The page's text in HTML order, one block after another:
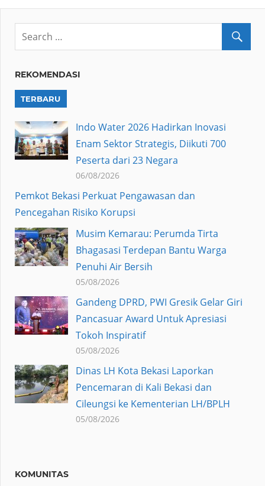
REKOMENDASI
TERBARU
Indo Water 2026 Hadirkan Inovasi
Enam Sektor Strategis, Diikuti 700
Peserta dari 23 Negara
06/08/2026
Pemkot Bekasi Perkuat Pengawasan dan
Pencegahan Risiko Korupsi
Musim Kemarau: Perumda Tirta
Bhagasasi Terdepan Bantu Warga
Penuhi Air Bersih
05/08/2026
Gandeng DPRD, PWI Gresik Gelar Giri
Pancasuar Award Untuk Apresiasi
Tokoh Inspiratif
05/08/2026
Dinas LH Kota Bekasi Laporkan
Pencemaran di Kali Bekasi dan
Cileungsi ke Kementerian LH/BPLH
05/08/2026
KOMUNITAS